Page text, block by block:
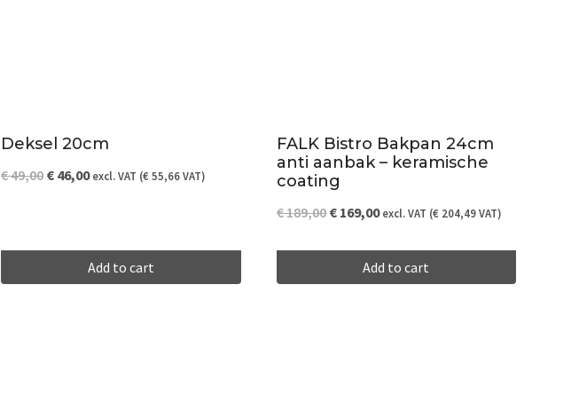
Deksel 20cm
€49,00 Original
€ 49,00.
€ 46,00Current
€ 46,00.
excl. VAT (€55,66VAT)
Add to cart
FALK Bistro Bakpan 24cm
anti aanbak – keramische
coating
€189,00 Original
€169,00Current
is:
excl. VAT (€204,49VAT)
Add to cart